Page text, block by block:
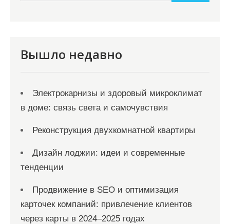
Вышло недавно
Электрокарнизы и здоровый микроклимат
в доме: связь света и самочувствия
Реконструкция двухкомнатной квартиры
Дизайн лоджии: идеи и современные
тенденции
Продвижение в SEO и оптимизация
карточек компаний: привлечение клиентов
через карты в 2024–2025 годах